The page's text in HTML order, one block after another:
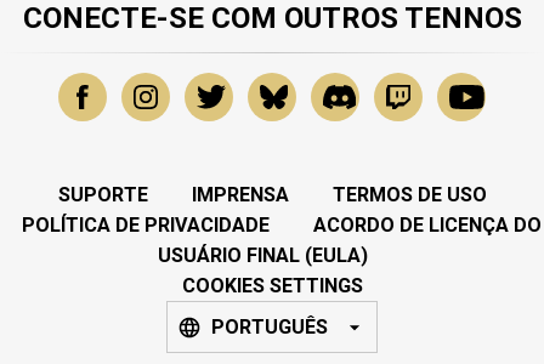
CONECTE-SE COM OUTROS TENNOS
SUPORTE IMPRENSA
TERMOS DE USO
POLÍTICA DE PRIVACIDADE
ACORDO DE LICENÇA DO
USUÁRIO FINAL (EULA)
COOKIES SETTINGS
PORTUGUÊS